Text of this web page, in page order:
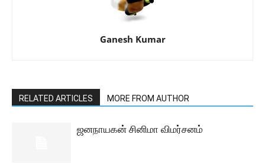
Ganesh Kumar
RELATED ARTICLES MORE FROM AUTHOR
ஜனநாயகன் சினிமா விமர்சனம்